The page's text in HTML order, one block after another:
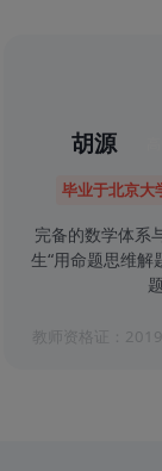
胡源
毕业于北京大
完备的数学体系
生“用命题思维
教师资格证：